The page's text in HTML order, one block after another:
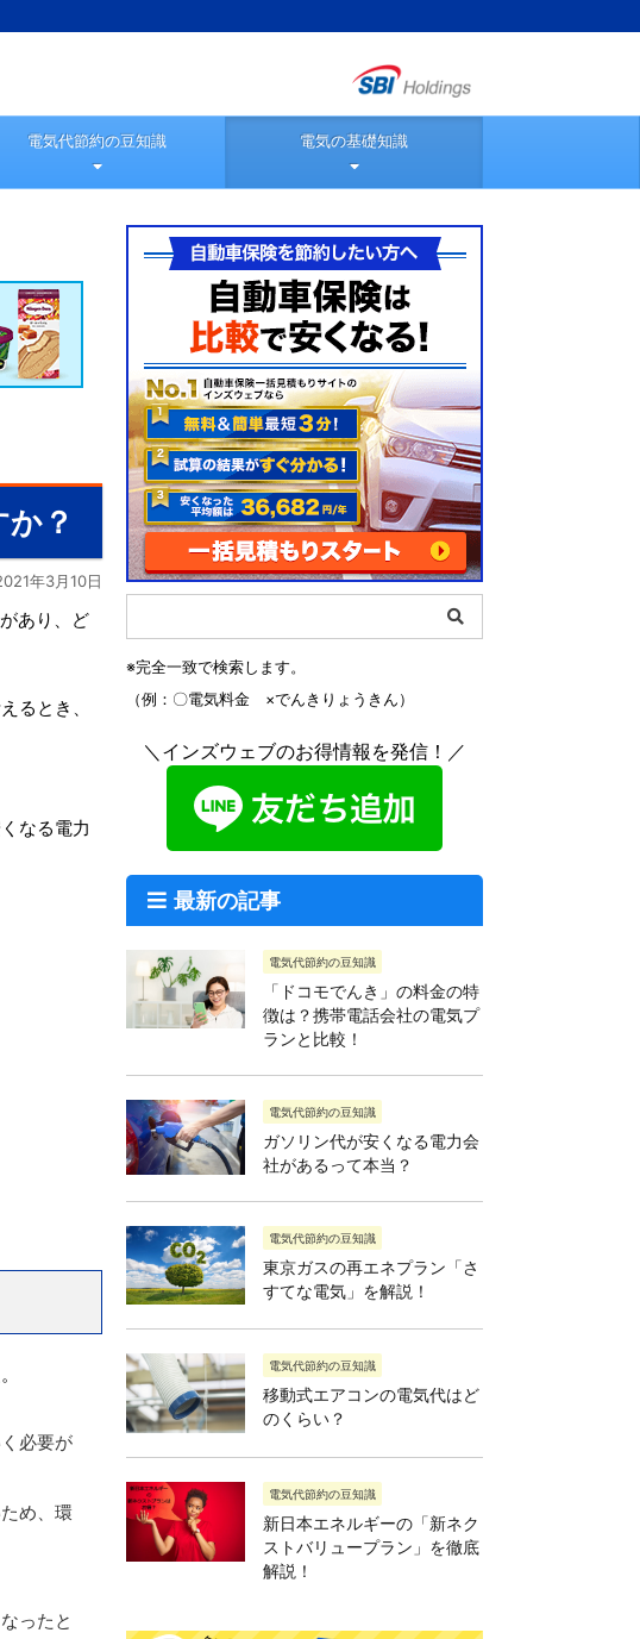
電気代節約の豆知識 電気の基礎知識
？
年3月10日
あり、ど
るとき、
なる電力
必要が
め、環
ったと
※完全一致で検索します。
（例：〇電気料金 ×でんきりょうきん）
＼インズウェブのお得情報を発信！／
最新の記事
電気代節約の豆知識
「ドコモでんき」の料金の特
徴は？携帯電話会社の電気プ
ランと比較！
電気代節約の豆知識
ガソリン代が安くなる電力会
社があるって本当？
電気代節約の豆知識
東京ガスの再エネプラン「さ
すてな電気」を解説！
電気代節約の豆知識
移動式エアコンの電気代はど
のくらい？
電気代節約の豆知識
新日本エネルギーの「新ネク
ストバリュープラン」を徹底
解説！